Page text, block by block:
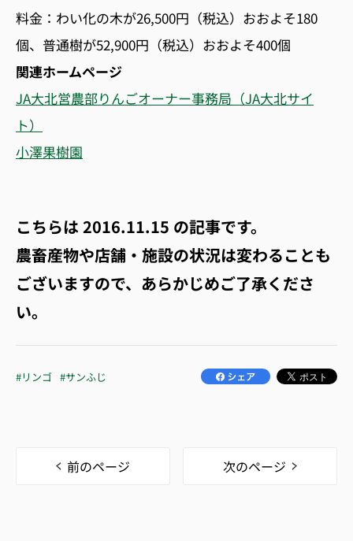
料金：わい化の木が26,500円（税込）おおよそ180
個、普通樹が52,900円（税込）おおよそ400個
関連ホームページ
JA大北営農部りんごオーナー事務局（JA大北サイ
ト）
小澤果樹園
こちらは2016.11.15 の記事です。
農畜産物や店舗・施設の状況は変わることも
ございますので、あらかじめご了承くださ
い。
#リンゴ #サンふじ
前のページ 次のページ